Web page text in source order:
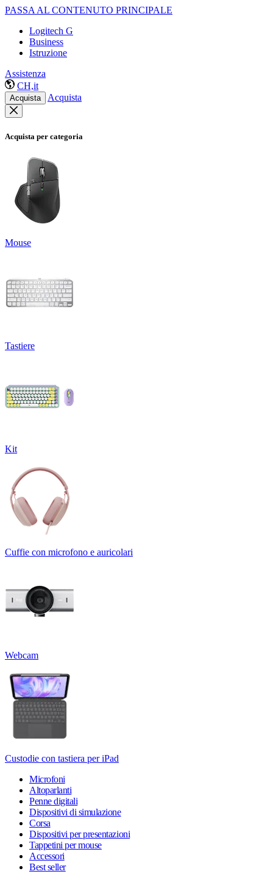
PASSA AL CONTENUTO PRINCIPALE
Logitech G
Business
Istruzione
Assistenza
CH,it
Acquista Acquista
Acquista per categoria
Mouse
Tastiere
Kit
Cuffie con microfono e auricolari
Webcam
Custodie con tastiera per iPad
Microfoni
Altoparlanti
Penne digitali
Dispositivi di simulazione
Corsa
Dispositivi per presentazioni
Tappetini per mouse
Accessori
Best seller